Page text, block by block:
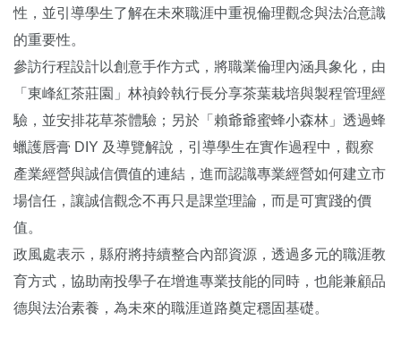
性，並引導學生了解在未來職涯中重視倫理觀念與法治意識
的重要性。
參訪行程設計以創意手作方式，將職業倫理內涵具象化，由
「東峰紅茶莊園」林禎鈴執行長分享茶葉栽培與製程管理經
驗，並安排花草茶體驗；另於「賴爺爺蜜蜂小森林」透過蜂
蠟護唇膏 DIY 及導覽解說，引導學生在實作過程中，觀察
產業經營與誠信價值的連結，進而認識專業經營如何建立市
場信任，讓誠信觀念不再只是課堂理論，而是可實踐的價
值。
政風處表示，縣府將持續整合內部資源，透過多元的職涯教
育方式，協助南投學子在增進專業技能的同時，也能兼顧品
德與法治素養，為未來的職涯道路奠定穩固基礎。